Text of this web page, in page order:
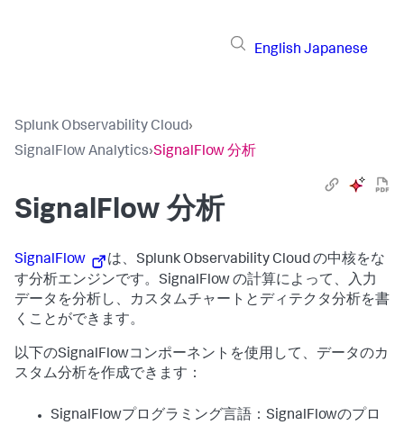
English Japanese
Splunk Observability Cloud›
SignalFlow Analytics›SignalFlow 分析
SignalFlow 分析
SignalFlow
は、Splunk Observability Cloud の中核をな
す分析エンジンです。SignalFlow の計算によって、入力
データを分析し、カスタムチャートとディテクタ分析を書
くことができます。
以下のSignalFlowコンポーネントを使用して、データのカ
スタム分析を作成できます：
SignalFlowプログラミング言語：SignalFlowのプロ